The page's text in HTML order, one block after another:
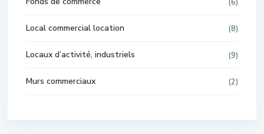
(6)
Local commercial location (8)
Locaux d’activité, industriels (9)
Murs commerciaux (2)